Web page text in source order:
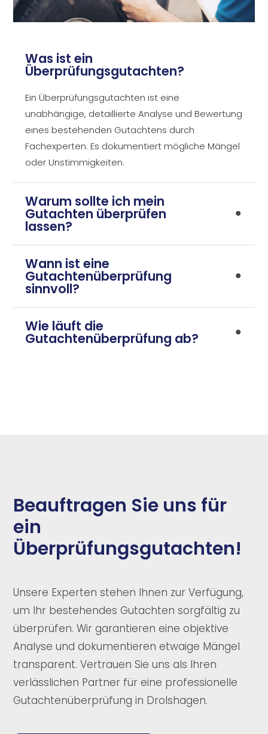
Was ist ein
Überprüfungsgutachten?
Ein Überprüfungsgutachten ist eine
unabhängige, detaillierte Analyse und Bewertung
eines bestehenden Gutachtens durch
Fachexperten. Es dokumentiert mögliche Mängel
oder Unstimmigkeiten.
Warum sollte ich mein
Gutachten überprüfen
lassen?
Wann ist eine
Gutachtenüberprüfung
sinnvoll?
Wie läuft die
Gutachtenüberprüfung ab?
Beauftragen Sie uns für
ein
Überprüfungsgutachten!
Unsere Experten stehen Ihnen zur Verfügung,
um Ihr bestehendes Gutachten sorgfältig zu
überprüfen. Wir garantieren eine objektive
Analyse und dokumentieren etwaige Mängel
transparent. Vertrauen Sie uns als Ihren
verlässlichen Partner für eine professionelle
Gutachtenüberprüfung in Drolshagen.